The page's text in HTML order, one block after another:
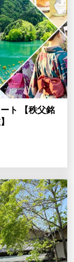
ト 【秩父銘